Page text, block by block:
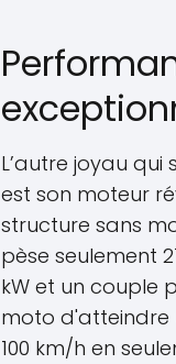
L’autre joyau
est son moteur
structure sans
pèse seulement
kW et un couple
moto d'atteindre
100 km/h en